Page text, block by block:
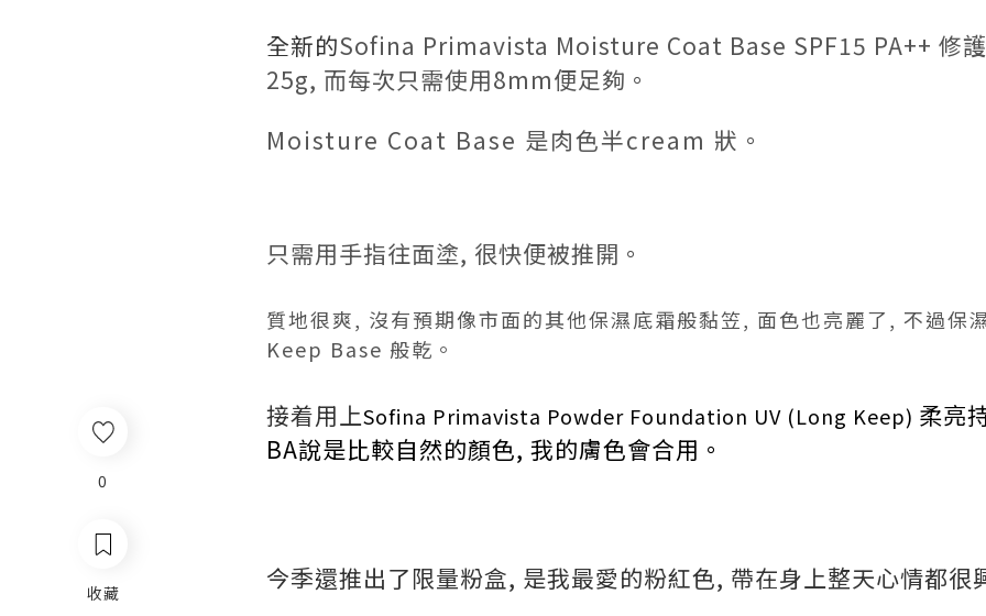
0
收藏
全新的Sofina Primavista Moisture Coat Base SPF15 PA++ 修
25g, 而每次只需使用8mm便足夠 。
Moisture Coat Base 是肉色半cream 狀。
只需用手指往面塗, 很快便被推開。
質地很爽, 沒有預期像市面的其他保濕底霜般黏笠, 面色也亮麗了, 不過保
Keep Base 般乾。
接着用上Sofina Primavista Powder Foundation UV (Long Keep) 柔亮
BA說是比較自然的顏色, 我的膚色會合用。
今季還推出了限量粉盒, 是我最愛的粉紅色, 帶在身上整天心情都很